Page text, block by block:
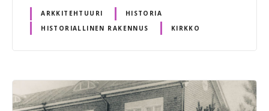
ARKKITEHTUURI
HISTORIA
HISTORIALLINEN RAKENNUS
KIRKKO